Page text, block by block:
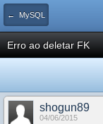
← MySQL
Erro ao deletar FK
shogun89
04/06/2015